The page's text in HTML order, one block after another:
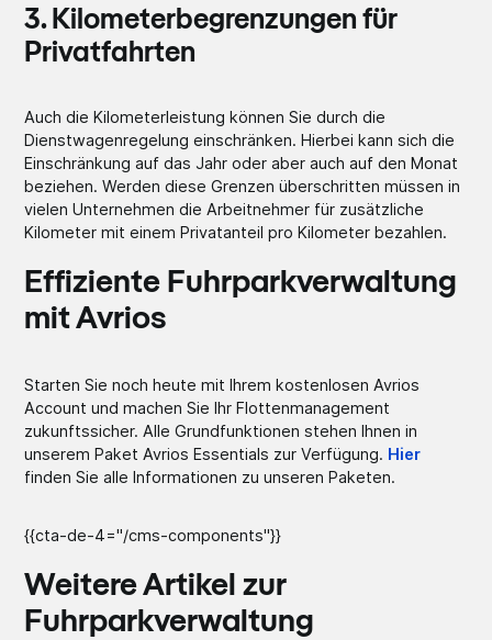
3. Kilometerbegrenzungen für
Privatfahrten
Auch die Kilometerleistung können Sie durch die
Dienstwagenregelung einschränken. Hierbei kann sich die
Einschränkung auf das Jahr oder aber auch auf den Monat
beziehen. Werden diese Grenzen überschritten müssen in
vielen Unternehmen die Arbeitnehmer für zusätzliche
Kilometer mit einem Privatanteil pro Kilometer bezahlen.
Effiziente Fuhrparkverwaltung
mit Avrios
Starten Sie noch heute mit Ihrem kostenlosen Avrios
Account und machen Sie Ihr Flottenmanagement
zukunftssicher. Alle Grundfunktionen stehen Ihnen in
unserem Paket Avrios Essentials zur Verfügung. Hier
finden Sie alle Informationen zu unseren Paketen.
{{cta-de-4="/cms-components"}}
Weitere Artikel zur
Fuhrparkverwaltung